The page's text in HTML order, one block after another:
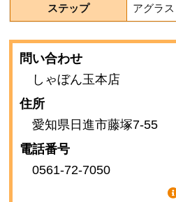
ステップ アグラス
問い合わせ
しゃぼん玉本店
住所
愛知県日進市藤塚7-55
電話番号
0561-72-7050